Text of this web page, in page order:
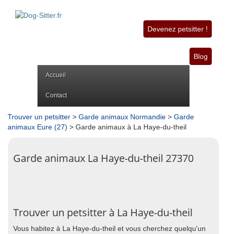
Devenez petsitter !
Blog
Accueil
Contact
Trouver un petsitter > Garde animaux Normandie > Garde
animaux Eure (27) > Garde animaux à La Haye-du-theil
Garde animaux La Haye-du-theil 27370
Trouver un petsitter à La Haye-du-theil
Vous habitez à La Haye-du-theil et vous cherchez quelqu'un